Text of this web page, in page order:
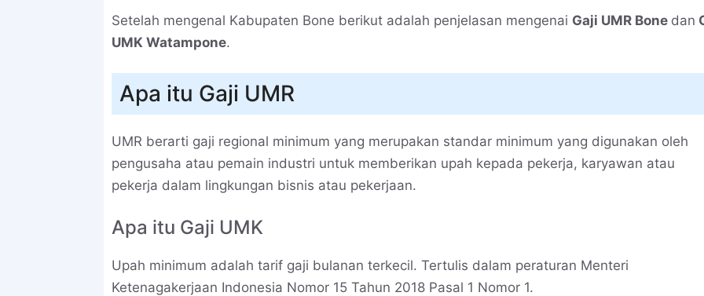
Setelah mengenal Kabupaten Bone berikut adalah penjelasan mengenai Gaji UMR Bone dan
UMK Watampone.
Apa itu Gaji UMR
UMR berarti gaji regional minimum yang merupakan standar minimum yang digunakan oleh
pengusaha atau pemain industri untuk memberikan upah kepada pekerja, karyawan atau
pekerja dalam lingkungan bisnis atau pekerjaan.
Apa itu Gaji UMK
Upah minimum adalah tarif gaji bulanan terkecil. Tertulis dalam peraturan Menteri
Ketenagakerjaan Indonesia Nomor 15 Tahun 2018 Pasal 1 Nomor 1.